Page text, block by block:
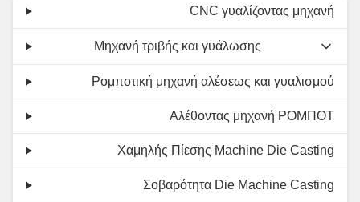
CNC γυαλίζοντας μηχανή
Μηχανή τριβής και γυάλωσης
Ρομποτική μηχανή αλέσεως και γυαλισμού
Αλέθοντας μηχανή ΡΟΜΠΟΤ
Χαμηλής Πίεσης Machine Die Casting
Σοβαρότητα Die Machine Casting